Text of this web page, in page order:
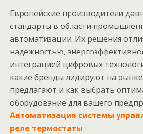
Европейские производители
стандарты в области
автоматизации. Их решения
надёжностью,
интеграцией цифровых
какие бренды лидируют на
предлагают и как выбрать
оборудование для вашего
Автоматизация системы
реле термостаты